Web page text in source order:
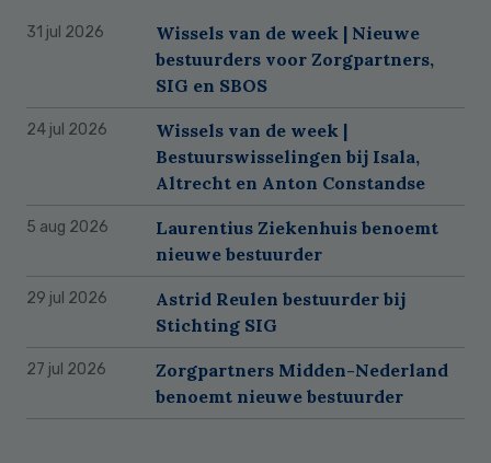
31 jul 2026
Wissels van de week | Nieuwe
bestuurders voor Zorgpartners,
SIG en SBOS
24 jul 2026
Wissels van de week |
Bestuurswisselingen bij Isala,
Altrecht en Anton Constandse
5 aug 2026
Laurentius Ziekenhuis benoemt
nieuwe bestuurder
29 jul 2026
Astrid Reulen bestuurder bij
Stichting SIG
27 jul 2026
Zorgpartners Midden-Nederland
benoemt nieuwe bestuurder